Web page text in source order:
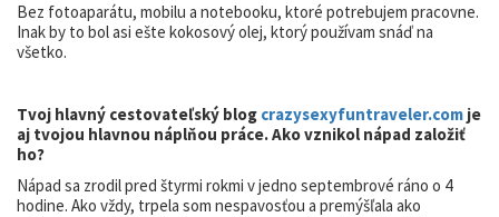
Bez fotoaparátu, mobilu a notebooku, ktoré potrebujem pracovne.
Inak by to bol asi ešte kokosový olej, ktorý používam snáď na
všetko.
Tvoj hlavný cestovateľský blog crazysexyfuntraveler.com je
aj tvojou hlavnou náplňou práce. Ako vznikol nápad založiť
ho?
Nápad sa zrodil pred štyrmi rokmi v jedno septembrové ráno o 4
hodine. Ako vždy, trpela som nespavosťou a premýšľala ako